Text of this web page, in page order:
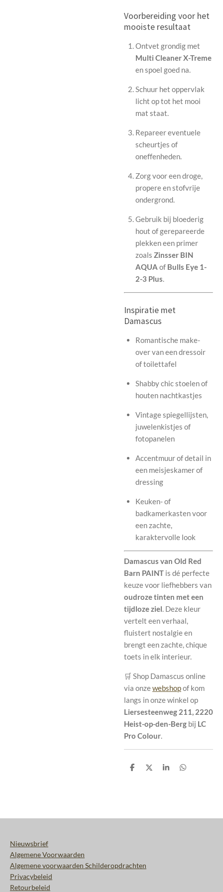
Voorbereiding voor het
mooiste resultaat
Ontvet grondig met
Multi Cleaner X-Treme
en spoel goed na.
Schuur het oppervlak
licht op tot het mooi
mat staat.
Repareer eventuele
scheurtjes of
oneffenheden.
Zorg voor een droge,
propere en stofvrije
ondergrond.
Gebruik bij bloederig
hout of gerepareerde
plekken een primer
zoals Zinsser BIN
AQUA of Bulls Eye 1-
2-3 Plus.
Inspiratie met
Damascus
Romantische make-
over van een dressoir
of toilettafel
Shabby chic stoelen of
houten nachtkastjes
Vintage spiegellijsten,
juwelenkistjes of
fotopanelen
Accentmuur of detail in
een meisjeskamer of
dressing
Keuken- of
badkamerkasten voor
een zachte,
karaktervolle look
Damascus van Old Red
Barn PAINT is dé perfecte
keuze voor liefhebbers van
oudroze tinten met een
tijdloze ziel. Deze kleur
vertelt een verhaal,
fluistert nostalgie en
brengt een zachte, chique
toets in elk interieur.
🛒 Shop Damascus online
via onzewebshopof kom
langs in onze winkel op
Liersesteenweg 211, 2220
Heist-op-den-Berg bij LC
Pro Colour.
D
D
S
D
Nieuwsbrief
Algemene Voorwaarden
Algemene voorwaarden Schilderopdrachten
Privacybeleid
Retourbeleid